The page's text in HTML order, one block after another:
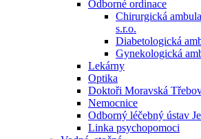
Odborné ordinace
Chirurgická
s.r.o.
Diabetologická
Gynekologická
Lekárny
Optika
Doktoři Moravská
Nemocnice
Odborný léčebný ústav
Linka psychopomoci